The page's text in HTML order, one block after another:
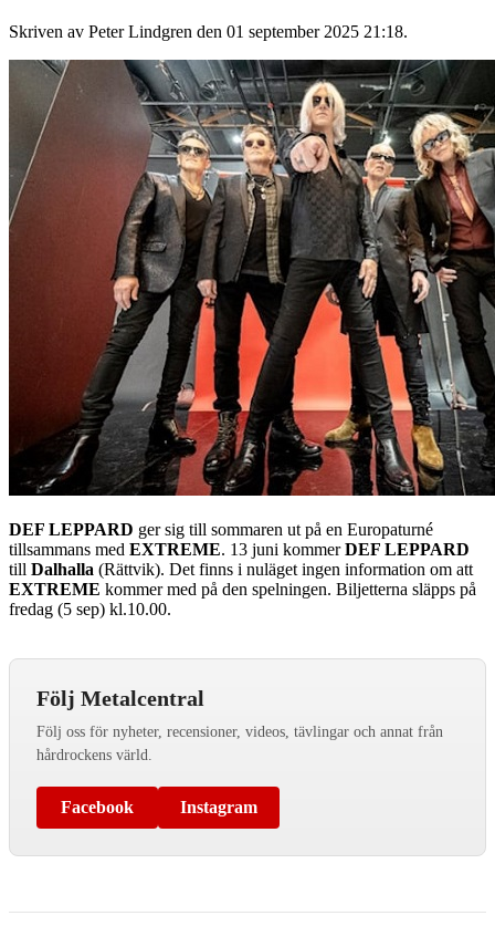
Skriven av Peter Lindgren den 01 september 2025 21:18.
DEF LEPPARD ger sig till sommaren ut på en Europaturné
tillsammans med EXTREME. 13 juni kommerDEF LEPPARD
till Dalhalla (Rättvik). Det finns i nuläget ingen information om att
EXTREME kommer med på den spelningen. Biljetterna släpps på
fredag (5 sep) kl.10.00.
Följ Metalcentral
Följ oss för nyheter, recensioner, videos, tävlingar och annat från
hårdrockens värld.
Facebook Instagram